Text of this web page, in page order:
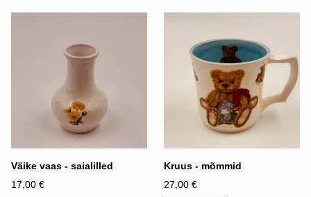
Väike vaas - saialilled
17,00 €
Kruus - mõmmid
27,00 €